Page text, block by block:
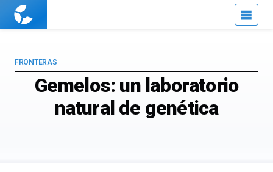
Cuaderno
Gemelos: un laboratorio
natural de genética
FRONTERAS